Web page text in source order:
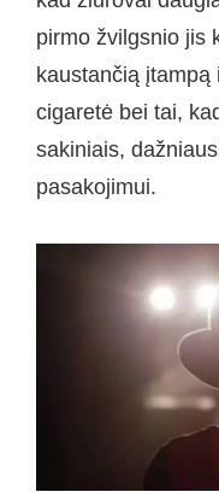
pirmo žvilgsnio jis
kaustančią įtampą
cigaretė bei tai,
sakiniais,
pasakojimui.